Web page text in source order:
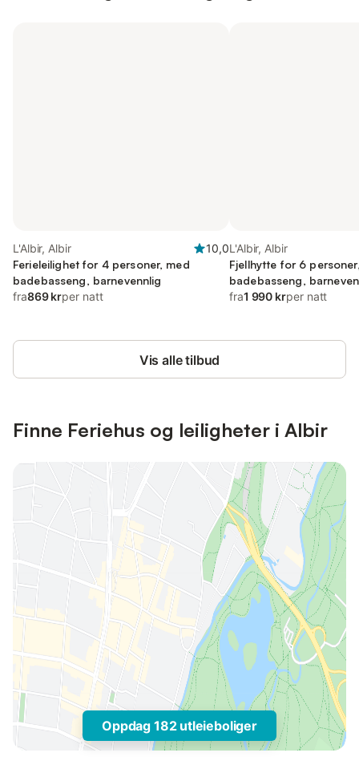
L'Albir, Albir
10,0
Ferieleilighet for 4 personer, med
badebasseng, barnevennlig
fra869 krper natt
L'Albir, Albir
Fjellhytte for 6
badebasseng,
fra1 990 krper natt
Vis alle tilbud
Finne Feriehus og leiligheter i Albir
Oppdag 182 utleieboliger